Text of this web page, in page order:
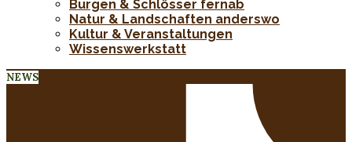
Burgen & Schlösser fernab
Natur & Landschaften anderswo
Kultur & Veranstaltungen
Wissenswerkstatt
NEWS